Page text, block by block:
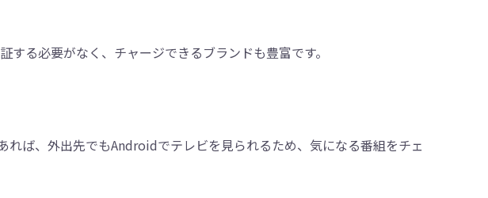
る必要がなく、チャージできるブランドも豊富です。
れば、外出先でもAndroidでテレビを見られるため、気になる番組をチェ